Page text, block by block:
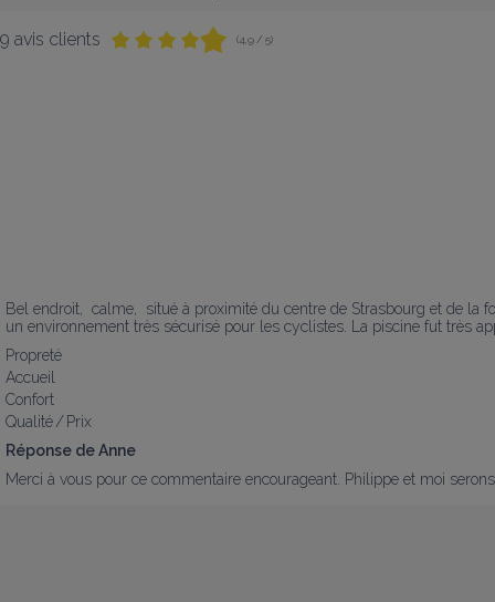
9 avis clients (4,9 / 5)
Bel endroit,  calme,  situé à proximité du centre de Strasbourg et de la
un environnement très sécurisé pour les cyclistes. La piscine fut très
Propreté
Accueil
Confort
Qualité / Prix
Réponse de Anne
Merci à vous pour ce commentaire encourageant. Philippe et moi